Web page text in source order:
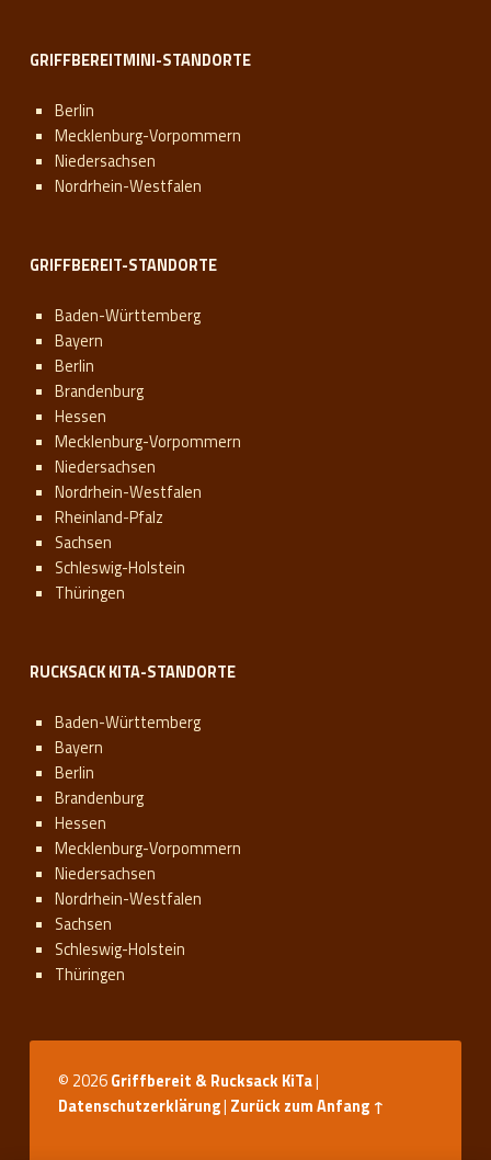
GRIFFBEREITMINI-STANDORTE
Berlin
Mecklenburg-Vorpommern
Niedersachsen
Nordrhein-Westfalen
GRIFFBEREIT-STANDORTE
Baden-Württemberg
Bayern
Berlin
Brandenburg
Hessen
Mecklenburg-Vorpommern
Niedersachsen
Nordrhein-Westfalen
Rheinland-Pfalz
Sachsen
Schleswig-Holstein
Thüringen
RUCKSACK KITA-STANDORTE
Baden-Württemberg
Bayern
Berlin
Brandenburg
Hessen
Mecklenburg-Vorpommern
Niedersachsen
Nordrhein-Westfalen
Sachsen
Schleswig-Holstein
Thüringen
© 2026Griffbereit & Rucksack KiTa|
Datenschutzerklärung| Zurück zum Anfang ↑